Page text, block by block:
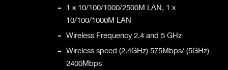
- 1 x 10/100/1000/2500M LAN, 1 x
10/100/1000M LAN
- Wireless Frequency 2.4 and 5 GHz
- Wireless speed (2.4GHz) 575Mbps/ (5GHz)
2400Mbps